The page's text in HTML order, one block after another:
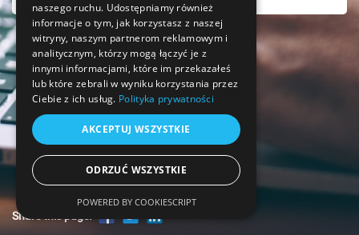
Share this page!
naszego ruchu. Udostępniamy również
informacje o tym, jak korzystasz z naszej
witryny, naszym partnerom reklamowym i
analitycznym, którzy mogą łączyć je z
innymi informacjami, które im przekazałeś
lub które zebrali w wyniku korzystania przez
Ciebie z ich usług. Polityka prywatności
AKCEPTUJ WSZYSTKIE
ODRZUĆ WSZYSTKIE
POWERED BY COOKIESCRIPT